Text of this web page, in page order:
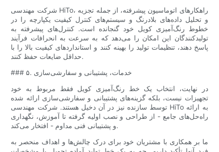
شرکت مهندسی HiTo، راهکارهای اتوماسیون پیشرفته، از جمله تجزیه
و تحلیل داده‌های بلادرنگ و سیستم‌های کنترل کیفیت یکپارچه را در
خطوط رنگ‌آمیزی کویل خود گنجانده است. کنترل‌های پیشرفته به
تولیدکنندگان این امکان را می‌دهد که به سرعت به انحرافات فرآیند
پاسخ دهند، تنظیمات تولید را بهینه کنند و استانداردهای کیفیت بالا را با
حداقل ضایعات حفظ کنند.
### ۵. خدمات، پشتیبانی و سفارشی‌سازی
در نهایت، انتخاب یک خط رنگ‌آمیزی کویل فقط مربوط به خود
تجهیزات نیست، بلکه گزینه‌های پشتیبانی و سفارشی‌سازی ارائه شده
توسط سازنده نیز در آن دخیل هستند. شرکت مهندسی HiTo به ارائه
راه‌حل‌های جامع - از طراحی و نصب اولیه گرفته تا آموزش، نگهداری
و پشتیبانی فنی مداوم - افتخار می‌کند.
ما بر همکاری با مشتریان خود برای درک چالش‌ها و اهداف منحصر به